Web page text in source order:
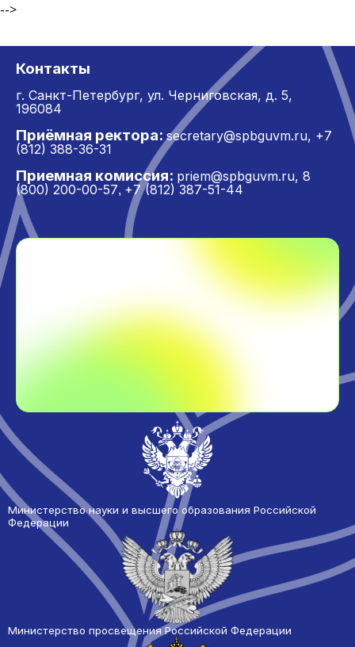
-->
Контакты
г. Санкт-Петербург, ул. Черниговская, д. 5,
196084
Приёмная ректора: secretary@spbguvm.ru, +7
(812) 388-36-31
Приемная комиссия: priem@spbguvm.ru, 8
(800) 200-00-57, +7 (812) 387-51-44
Министерство науки и высшего образования Российской
Федерации
Министерство просвещения Российской Федерации